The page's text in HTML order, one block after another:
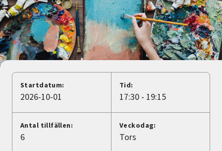
Cirkelledare
Nyheter
Avdelningar
Lyssna
Startdatum:
2026-10-01
Tid:
17:30 - 19:15
Antal tillfällen:
6
Veckodag:
Tors